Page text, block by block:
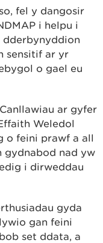
fel y dangosir
i helpu i
dderbynyddion
sensitif ar yr
o gael eu
ar gyfer
Weledol
o feini prawf a all
gydnabod nad yw
i dirweddau
gyda
gan feini
set ddata, a